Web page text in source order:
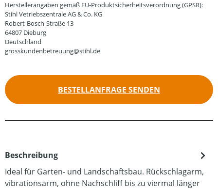
Herstellerangaben gemäß EU-Produktsicherheitsverordnung (GPSR):
Stihl Vetriebszentrale AG & Co. KG
Robert-Bosch-Straße 13
64807 Dieburg
Deutschland
grosskundenbetreuung@stihl.de
BESTELLANFRAGE SENDEN
Beschreibung
Ideal für Garten- und Landschaftsbau. Rückschlagarm,
vibrationsarm, ohne Nachschliff bis zu viermal länger